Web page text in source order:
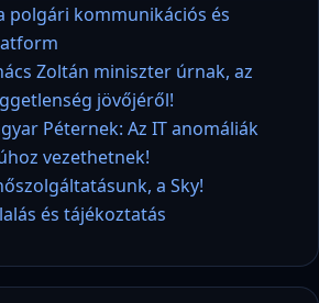
polgári kommunikációs és
Zoltán miniszter úrnak, az
jövőjéről!
Péternek: Az IT anomáliák
vezethetnek!
a Sky!
és tájékoztatás